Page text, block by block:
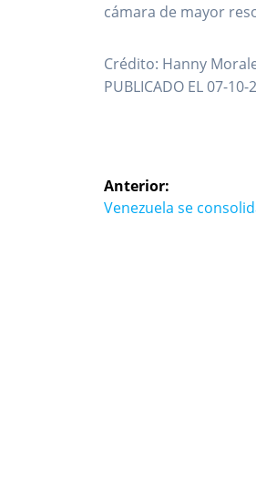
cámara de mayor
Crédito: Hanny
PUBLICADO EL 07-10-
Navegación
de
Anterior:
Entrada
Venezuela se